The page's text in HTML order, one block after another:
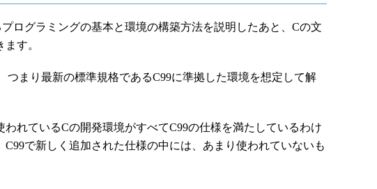
ログラミングの基本と環境の構築方法を説明したあと、Cの文
す。
つまり最新の標準規格であるC99に準拠した環境を想定して解
れているCの開発環境がすべてC99の仕様を満たしているわけ
C99で新しく追加された仕様の中には、あまり使われていないも